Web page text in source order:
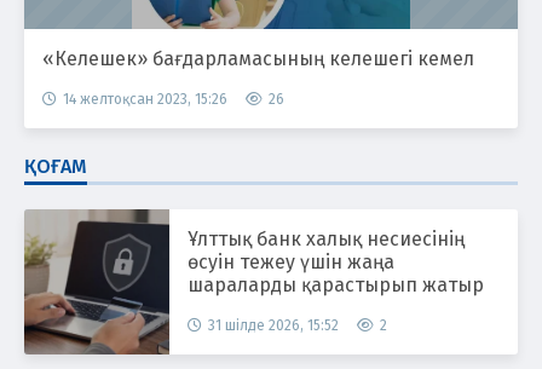
«Келешек» бағдарламасының келешегі кемел
14 желтоқсан 2023, 15:26 26
ҚОҒАМ
Ұлттық банк халық несиесінің
өсуін тежеу үшін жаңа
шараларды қарастырып жатыр
31 шілде 2026, 15:52 2